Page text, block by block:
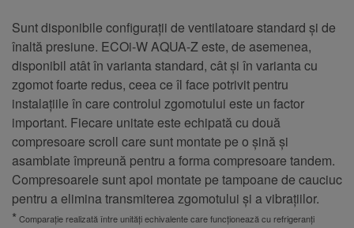
Sunt disponibile configurații de ventilatoare standard și de
înaltă presiune. ECOi-W AQUA-Z este, de asemenea,
disponibil atât în varianta standard, cât și în varianta cu
zgomot foarte redus, ceea ce îl face potrivit pentru
instalațiile în care controlul zgomotului este un factor
important. Fiecare unitate este echipată cu două
compresoare scroll care sunt montate pe o șină și
asamblate împreună pentru a forma compresoare tandem.
Compresoarele sunt apoi montate pe tampoane de cauciuc
pentru a elimina transmiterea zgomotului și a vibrațiilor.
* Comparație realizată între unități echivalente care funcționează cu refrigeranți